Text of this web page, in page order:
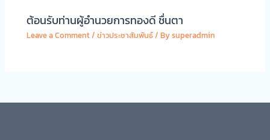
ต้อนรับท่านผู้อำนวยการทองดี ชื่นตา
Leave a Comment/ข่าวประชาสัมพันธ์/ Bysuperadmin